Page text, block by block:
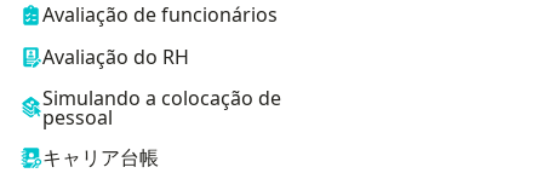
Avaliação de funcionários
Avaliação do RH
Simulando a colocação de
pessoal
キャリア台帳